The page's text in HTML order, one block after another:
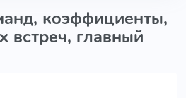
коэффициенты,
встреч, главный